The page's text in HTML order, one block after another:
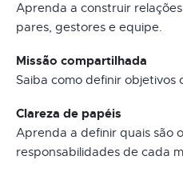
Aprenda a construir
pares, gestores e equipe.
Missão compartilhada
Saiba como definir objetivos
Clareza de papéis
Aprenda a definir quais são
responsabilidades de cada